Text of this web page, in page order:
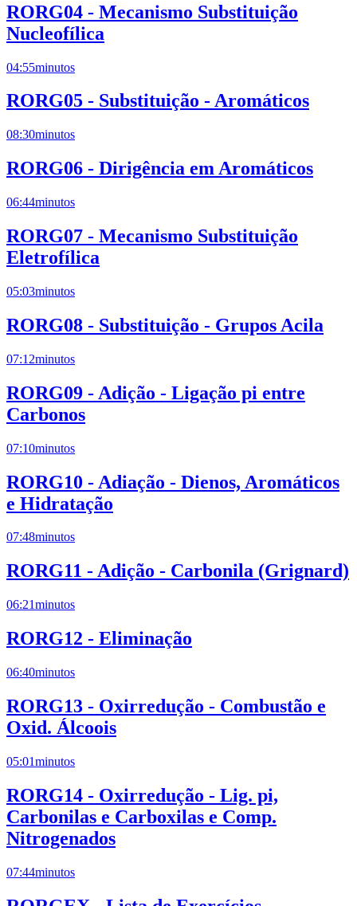
RORG04 - Mecanismo Substituição
Nucleofílica
04:55minutos
RORG05 - Substituição - Aromáticos
08:30minutos
RORG06 - Dirigência em Aromáticos
06:44minutos
RORG07 - Mecanismo Substituição
Eletrofílica
05:03minutos
RORG08 - Substituição - Grupos Acila
07:12minutos
RORG09 - Adição - Ligação pi entre
Carbonos
07:10minutos
RORG10 - Adiação - Dienos, Aromáticos
e Hidratação
07:48minutos
RORG11 - Adição - Carbonila (Grignard)
06:21minutos
RORG12 - Eliminação
06:40minutos
RORG13 - Oxirredução - Combustão e
Oxid. Álcoois
05:01minutos
RORG14 - Oxirredução - Lig. pi,
Carbonilas e Carboxilas e Comp.
Nitrogenados
07:44minutos